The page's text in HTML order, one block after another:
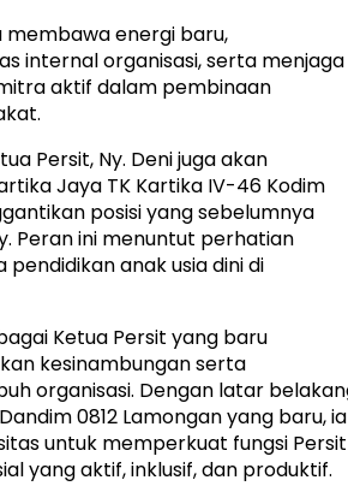
energi baru,
internal organisasi, serta menjaga
aktif dalam pembinaan
Persit, Ny. Deni juga akan
Jaya TK Kartika IV-46 Kodim
posisi yang sebelumnya
Peran ini menuntut perhatian
pendidikan anak usia dini di
Ketua Persit yang baru
kesinambungan serta
organisasi. Dengan latar
0812 Lamongan yang baru, ia
untuk memperkuat fungsi Persit
yang aktif, inklusif, dan produktif.